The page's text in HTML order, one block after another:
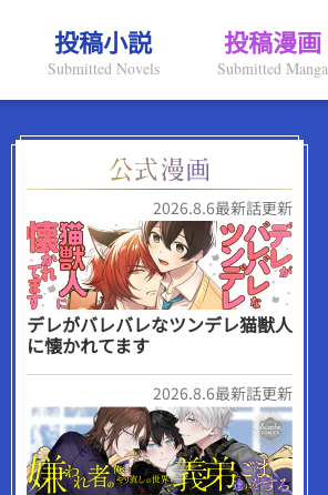
投稿小説
Submitted Novels
投稿漫画
Submitted Manga
2026.8.6最新話更新
デレがバレバレなツンデレ猫獣人
に懐かれてます
2026.8.6最新話更新